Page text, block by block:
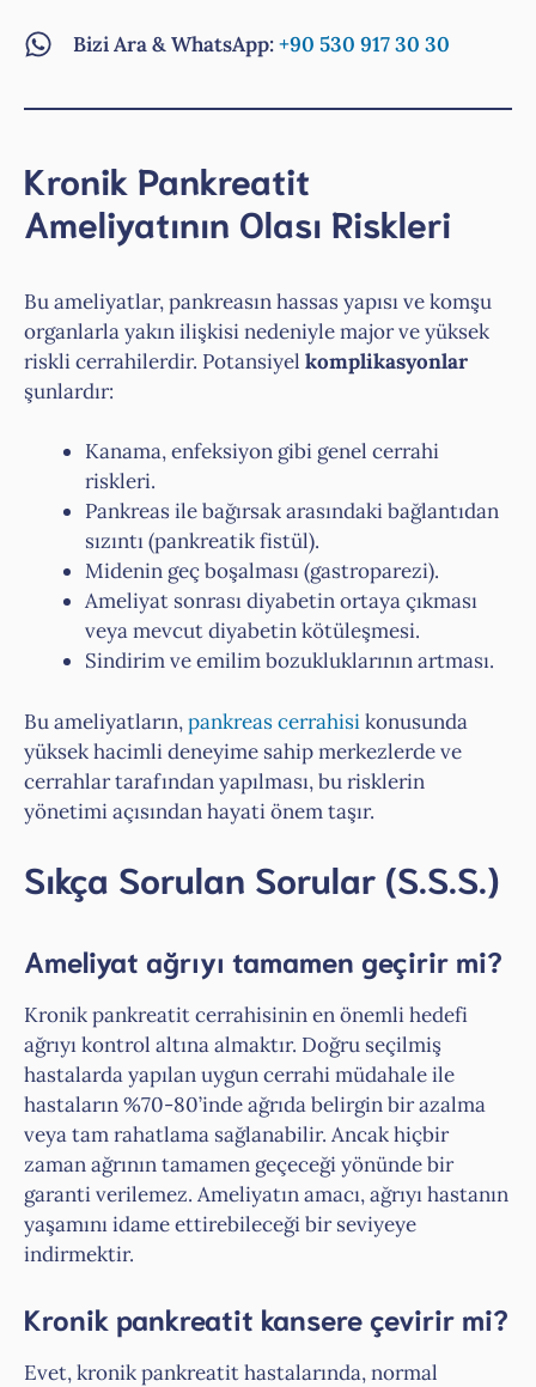
Bizi Ara & WhatsApp:+90 530 917 30 30
Kronik Pankreatit
Ameliyatının Olası Riskleri
Bu ameliyatlar, pankreasın hassas yapısı ve komşu
organlarla yakın ilişkisi nedeniyle major ve yüksek
riskli cerrahilerdir. Potansiyel komplikasyonlar
şunlardır:
Kanama, enfeksiyon gibi genel cerrahi
riskleri.
Pankreas ile bağırsak arasındaki bağlantıdan
sızıntı (pankreatik fistül).
Midenin geç boşalması (gastroparezi).
Ameliyat sonrası diyabetin ortaya çıkması
veya mevcut diyabetin kötüleşmesi.
Sindirim ve emilim bozukluklarının artması.
Bu ameliyatların,pankreas cerrahisikonusunda
yüksek hacimli deneyime sahip merkezlerde ve
cerrahlar tarafından yapılması, bu risklerin
yönetimi açısından hayati önem taşır.
Sıkça Sorulan Sorular (S.S.S.)
Ameliyat ağrıyı tamamen geçirir mi?
Kronik pankreatit cerrahisinin en önemli hedefi
ağrıyı kontrol altına almaktır. Doğru seçilmiş
hastalarda yapılan uygun cerrahi müdahale ile
hastaların %70-80’inde ağrıda belirgin bir azalma
veya tam rahatlama sağlanabilir. Ancak hiçbir
zaman ağrının tamamen geçeceği yönünde bir
garanti verilemez. Ameliyatın amacı, ağrıyı hastanın
yaşamını idame ettirebileceği bir seviyeye
indirmektir.
Kronik pankreatit kansere çevirir mi?
Evet, kronik pankreatit hastalarında, normal